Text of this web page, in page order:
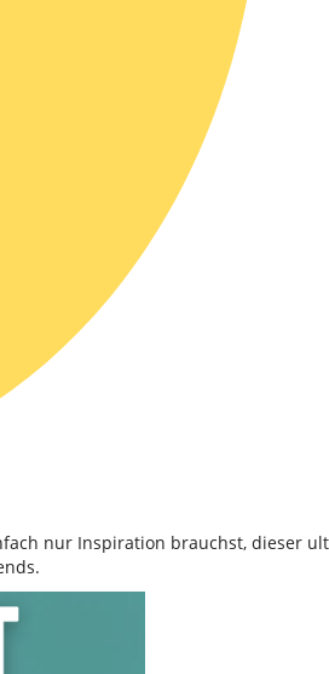
nur Inspiration brauchst, dieser